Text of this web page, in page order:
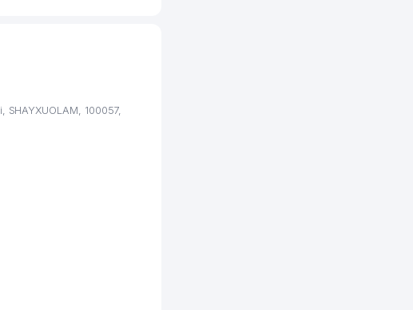
100057,